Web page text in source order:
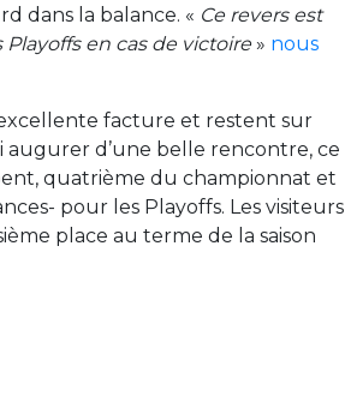
dans la balance. « Ce revers est
en cas de victoire» nous
facture et restent sur
augurer d’une belle rencontre, ce
quatrième du championnat et
pour les Playoffs. Les visiteurs
place au terme de la saison